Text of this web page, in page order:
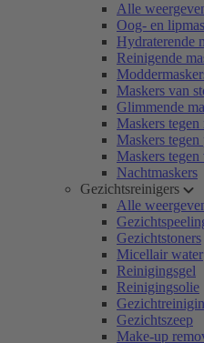
Alle
Oog- en
Hydraterende
Reinigende
Maskers van
Glimmende
Maskers tegen
Maskers tegen
Maskers
Nachtmaskers
Gezichtsreinigers
Alle
Gezichtstoners
Micellair water
Reinigingsgel
Reinigingsolie
Gezichtszeep
Make-up